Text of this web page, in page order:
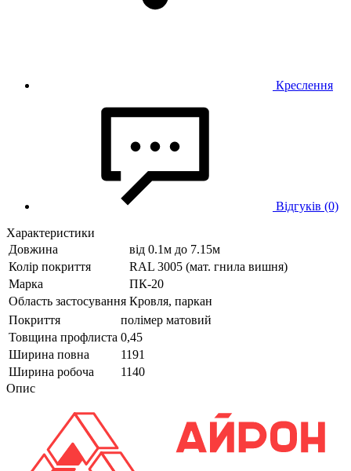
Креслення
Відгуків (0)
Характеристики
Довжина
від 0.1м до 7.15м
Колір покриття
RAL 3005 (мат. гнила вишня)
Марка
ПК-20
Область застосування Кровля, паркан
Покриття
полімер матовий
Товщина профлиста 0,45
Ширина повна
1191
Ширина робоча
1140
Опис